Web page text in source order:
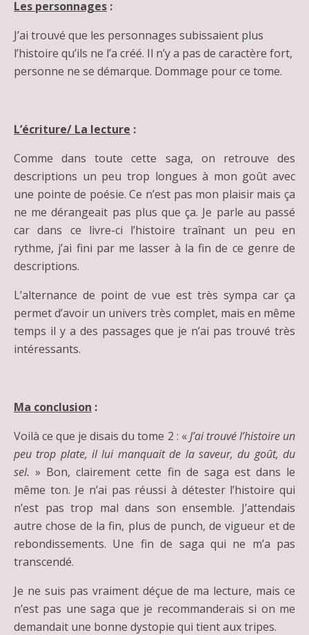
Les personnages :
J’ai trouvé que les personnages subissaient plus
l’histoire qu’ils ne l’a créé. Il n’y a pas de caractère fort,
personne ne se démarque. Dommage pour ce tome.
L’écriture/ La lecture :
Comme dans toute cette saga, on retrouve des
descriptions un peu trop longues à mon goût avec
une pointe de poésie. Ce n’est pas mon plaisir mais ça
ne me dérangeait pas plus que ça. Je parle au passé
car dans ce livre-ci l’histoire traînant un peu en
rythme, j’ai fini par me lasser à la fin de ce genre de
descriptions.
L’alternance de point de vue est très sympa car ça
permet d’avoir un univers très complet, mais en même
temps il y a des passages que je n’ai pas trouvé très
intéressants.
Ma conclusion :
Voilà ce que je disais du tome 2 : «J’ai trouvé l’histoire un
peu trop plate, il lui manquait de la saveur, du goût, du
sel. » Bon, clairement cette fin de saga est dans le
même ton. Je n’ai pas réussi à détester l’histoire qui
n’est pas trop mal dans son ensemble. J’attendais
autre chose de la fin, plus de punch, de vigueur et de
rebondissements. Une fin de saga qui ne m’a pas
transcendé.
Je ne suis pas vraiment déçue de ma lecture, mais ce
n’est pas une saga que je recommanderais si on me
demandait une bonne dystopie qui tient aux tripes.